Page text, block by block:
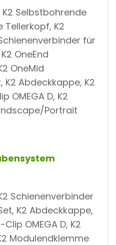
K2 Selbstbohrende
Tellerkopf, K2
für
OneEnd
OneMid
K2 Abdeckkappe, K2
OMEGA D, K2
Portrait
Schienenverbinder
K2 Abdeckkappe,
OMEGA D, K2
Modulendklemme